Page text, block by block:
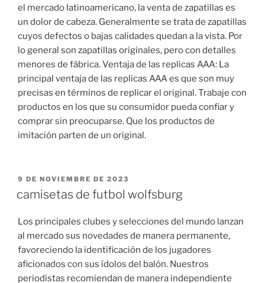
el mercado latinoamericano, la venta de zapatillas es
un dolor de cabeza. Generalmente se trata de zapatillas
cuyos defectos o bajas calidades quedan a la vista. Por
lo general son zapatillas originales, pero con detalles
menores de fábrica. Ventaja de las replicas AAA: La
principal ventaja de las replicas AAA es que son muy
precisas en términos de replicar el original. Trabaje con
productos en los que su consumidor pueda confiar y
comprar sin preocuparse. Que los productos de
imitación parten de un original.
PUBLICADO
9 DE NOVIEMBRE DE 2023
camisetas de futbol wolfsburg
Los principales clubes y selecciones del mundo lanzan
al mercado sus novedades de manera permanente,
favoreciendo la identificación de los jugadores
aficionados con sus ídolos del balón. Nuestros
periodistas recomiendan de manera independiente